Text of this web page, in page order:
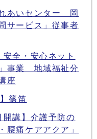
あいセンター 岡
サービス」従事者
安全・安心ネット
事業 地域福祉分
座
篠笛
開講】介護予防の
腰痛ケアアクア」